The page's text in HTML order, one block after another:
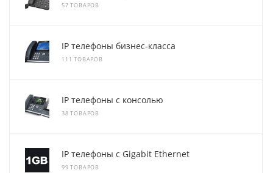
57 ТОВАРОВ
IP телефоны бизнес-класса
111 ТОВАРОВ
IP телефоны с консолью
38 ТОВАРОВ
IP телефоны с Gigabit Ethernet
99 ТОВАРОВ